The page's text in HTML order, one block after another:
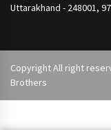
Uttarakhand - 248001,
Copyright All right
Brothers